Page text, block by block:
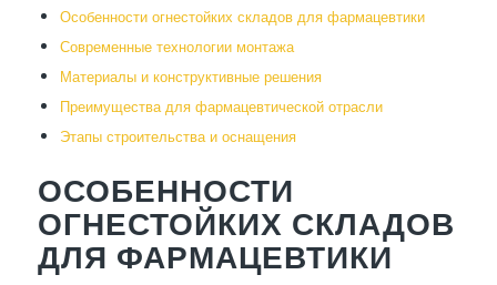
Особенности огнестойких складов для фармацевтики
Современные технологии монтажа
Материалы и конструктивные решения
Преимущества для фармацевтической отрасли
Этапы строительства и оснащения
ОСОБЕННОСТИ
ОГНЕСТОЙКИХ СКЛАДОВ
ДЛЯ ФАРМАЦЕВТИКИ